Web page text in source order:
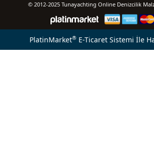
© 2012-2025 Tunayachting Online Denizcilik
PlatinMarket®E-Ticaret Sistemi İle